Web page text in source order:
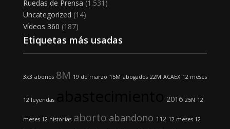
Ruedas de Prensa (1.531)
Uncategorized (14)
Vídeos 360 (187)
Etiquetas más usadas
3x3 abonos 8M 19 de marzo 15M abogados 22M ACAEX 12 meses
12 leyendas 2016 25N 12
meses 12 historias aborto abandono 112 12 meses 12